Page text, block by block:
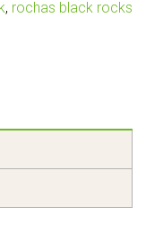
, rochas black rocks